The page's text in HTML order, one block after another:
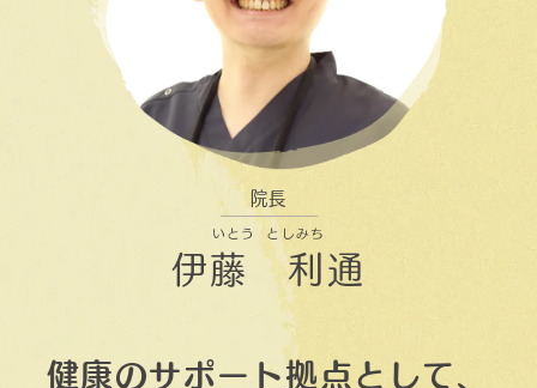
院長
いとう としみち
伊藤 利通
健康のサポート拠点として、